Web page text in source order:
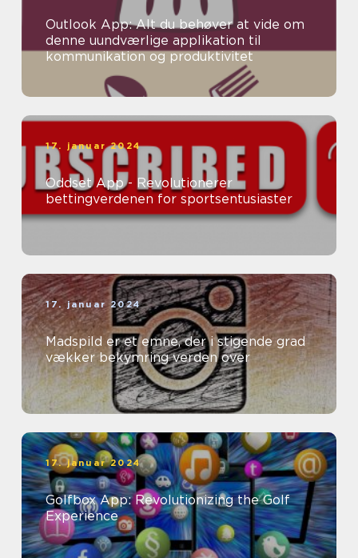
Outlook App: Alt du behøver at vide om
denne uundværlige applikation til
kommunikation og produktivitet
17. januar 2024
Oddset App - Revolutionerer
bettingverdenen for sportsentusiaster
17. januar 2024
Madspild er et emne, der i stigende grad
vækker bekymring verden over
17. januar 2024
Golfbox App: Revolutionizing the Golf
Experience